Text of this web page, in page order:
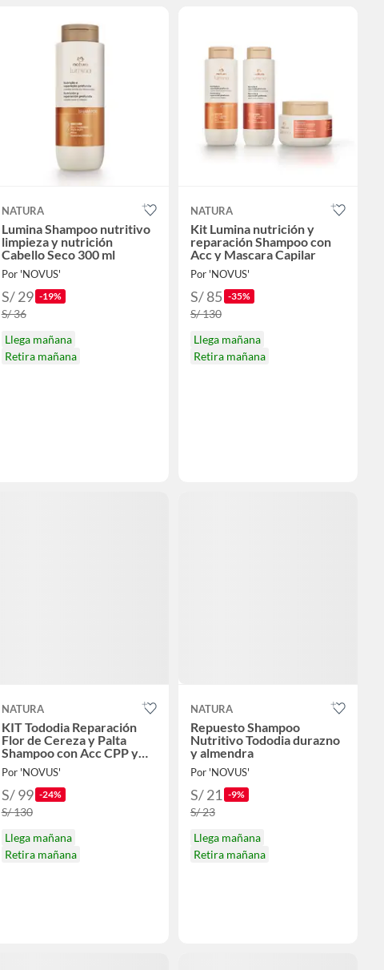
NATURA
Lumina Shampoo nutritivo
limpieza y nutrición
Cabello Seco 300 ml
Por 'NOVUS'
S/ 29 -19%
S/ 36
Llega mañana
Retira mañana
NATURA
Kit Lumina nutrición y
reparación Shampoo con
Acc y Mascara Capilar
Por 'NOVUS'
S/ 85 -35%
S/ 130
Llega mañana
Retira mañana
NATURA
KIT Tododia Reparación
Flor de Cereza y Palta
Shampoo con Acc CPP y
Masc
Por 'NOVUS'
S/ 99 -24%
S/ 130
Llega mañana
Retira mañana
NATURA
Repuesto Shampoo
Nutritivo Tododia durazno
y almendra
Por 'NOVUS'
S/ 21 -9%
S/ 23
Llega mañana
Retira mañana